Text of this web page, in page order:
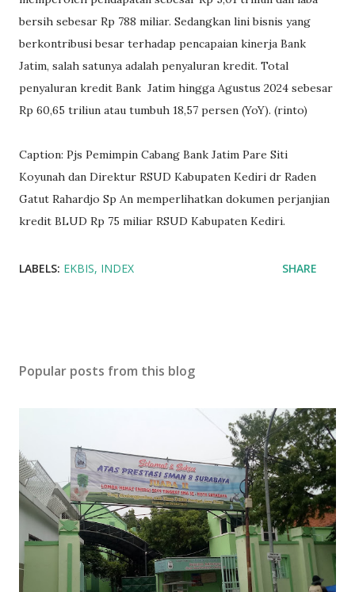
bersih sebesar Rp 788 miliar. Sedangkan lini bisnis yang
berkontribusi besar terhadap pencapaian kinerja Bank
Jatim, salah satunya adalah penyaluran kredit. Total
penyaluran kredit Bank Jatim hingga Agustus 2024 sebesar
Rp 60,65 triliun atau tumbuh 18,57 persen (YoY). (rinto)
Caption: Pjs Pemimpin Cabang Bank Jatim Pare Siti
Koyunah dan Direktur RSUD Kabupaten Kediri dr Raden
Gatut Rahardjo Sp An memperlihatkan dokumen perjanjian
kredit BLUD Rp 75 miliar RSUD Kabupaten Kediri.
LABELS: EKBIS INDEX SHARE
Popular posts from this blog